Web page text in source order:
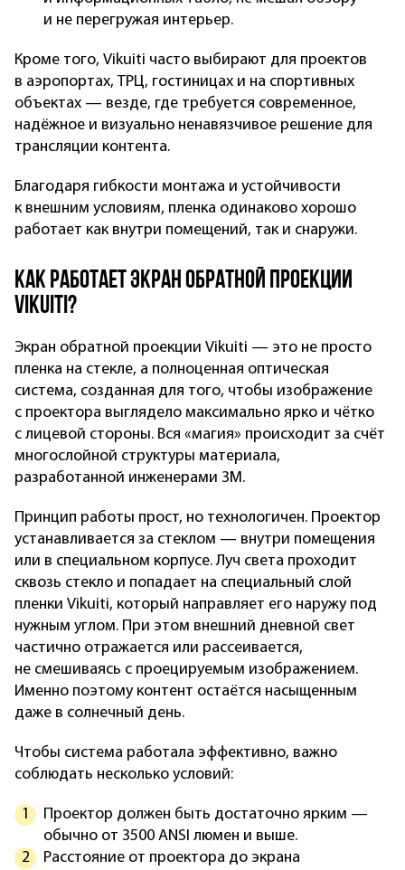
и не перегружая интерьер.
Кроме того, Vikuiti часто выбирают для проектов
в аэропортах, ТРЦ, гостиницах и на спортивных
объектах — везде, где требуется современное,
надёжное и визуально ненавязчивое решение для
трансляции контента.
Благодаря гибкости монтажа и устойчивости
к внешним условиям, пленка одинаково хорошо
работает как внутри помещений, так и снаружи.
Как работает экран обратной проекции
Vikuiti?
Экран обратной проекции Vikuiti — это не просто
пленка на стекле, а полноценная оптическая
система, созданная для того, чтобы изображение
с проектора выглядело максимально ярко и чётко
с лицевой стороны. Вся «магия» происходит за счёт
многослойной структуры материала,
разработанной инженерами 3M.
Принцип работы прост, но технологичен. Проектор
устанавливается за стеклом — внутри помещения
или в специальном корпусе. Луч света проходит
сквозь стекло и попадает на специальный слой
пленки Vikuiti, который направляет его наружу под
нужным углом. При этом внешний дневной свет
частично отражается или рассеивается,
не смешиваясь с проецируемым изображением.
Именно поэтому контент остаётся насыщенным
даже в солнечный день.
Чтобы система работала эффективно, важно
соблюдать несколько условий:
Проектор должен быть достаточно ярким —
обычно от 3500 ANSI люмен и выше.
Расстояние от проектора до экрана